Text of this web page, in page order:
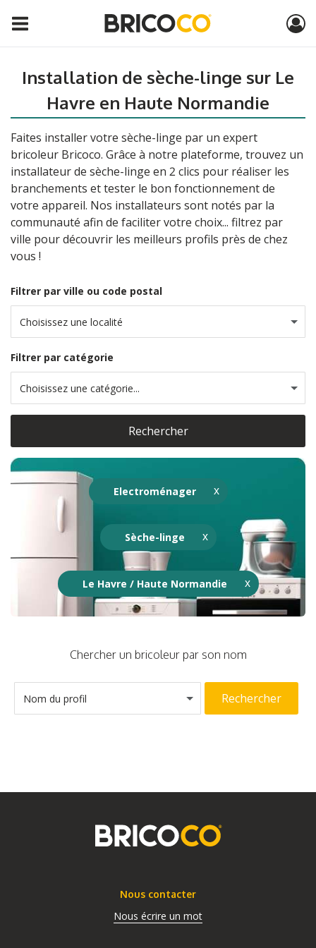
Electroménager
Sèche-linge
Le Havre / Haute Normandie
Installation de sèche-linge sur Le
Havre en Haute Normandie
Faites installer votre sèche-linge par un expert
bricoleur Bricoco. Grâce à notre plateforme, trouvez un
installateur de sèche-linge en 2 clics pour réaliser les
branchements et tester le bon fonctionnement de
votre appareil. Nos installateurs sont notés par la
communauté afin de faciliter votre choix... filtrez par
ville pour découvrir les meilleurs profils près de chez
vous !
Filtrer par ville ou code postal
Choisissez une localité
Filtrer par catégorie
Choisissez une catégorie...
Rechercher
Chercher un bricoleur par son nom
Nom du profil Rechercher
Nous contacter
Nous écrire un mot